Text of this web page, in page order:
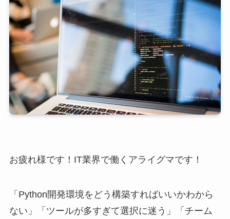
お疲れ様です！IT業界で働くアライグマです！
「Python開発環境をどう構築すればいいかわから
ない」「ツールが多すぎて選択に迷う」「チーム